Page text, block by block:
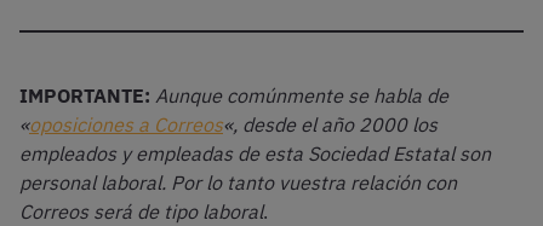
IMPORTANTE: Aunque comúnmente se habla de
«oposiciones a Correos«, desde el año 2000 los
empleados y empleadas de esta Sociedad Estatal son
personal laboral. Por lo tanto vuestra relación con
Correos será de tipo laboral.